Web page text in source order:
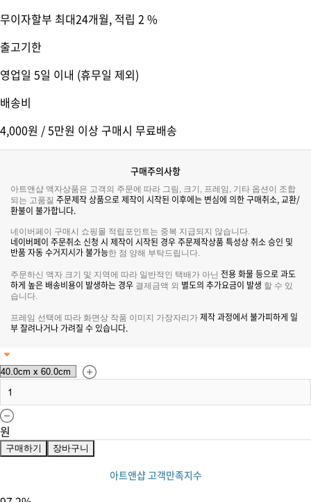
무이자할부 최대24개월, 적립 2 %
출고기한
영업일 5일 이내 (휴무일 제외)
배송비
4,000원 / 5만원 이상 구매시 무료배송
구매주의사항
아트앤샵 액자상품은 고객의 주문에 따라 그림, 크기, 프레임, 기타 옵션이 조합
되는 고품질 주문제작 상품으로 제작이 시작된 이후에는 변심에 의한 구매취소, 교환/
환불이 불가합니다.
네이버페이 구매시 쇼핑몰 적립포인트는 중복 지급되지 않습니다.
네이버페이 주문취소 신청 시 제작이 시작된 경우 주문제작상품 특성상 취소 승인 및
반품 자동 수거지시가 불가능한 점 양해 부탁드립니다.
주문하신 액자 크기 및 지역에 따라 일반적인 택배가 아닌 전용 화물 등으로 과도
하게 높은 배송비용이 발생하는 경우 결제금액 외 별도의 추가요금이 발생 할 수 있
습니다.
프레임 선택에 따라 화면상 작품 이미지 가장자리가 제작 과정에서 불가피하게 일
부 잘려나거나 가려질 수 있습니다.
원
구매하기 장바구니
아트앤샵 고객만족지수